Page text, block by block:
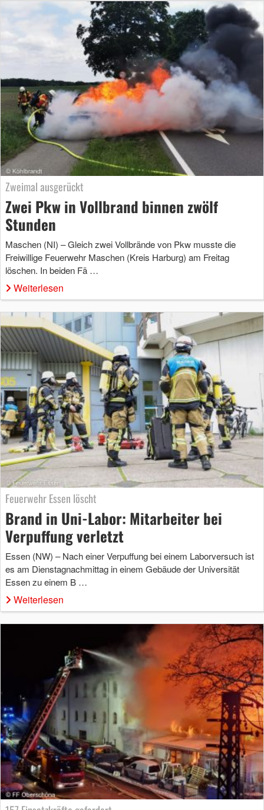
Zweimal ausgerückt
Zwei Pkw in Vollbrand binnen zwölf
Stunden
Maschen (NI) – Gleich zwei Vollbrände von Pkw musste die
Freiwillige Feuerwehr Maschen (Kreis Harburg) am Freitag
löschen. In beiden Fä …
Weiterlesen
Feuerwehr Essen löscht
Brand in Uni-Labor: Mitarbeiter bei
Verpuffung verletzt
Essen (NW) – Nach einer Verpuffung bei einem Laborversuch ist
es am Dienstagnachmittag in einem Gebäude der Universität
Essen zu einem B …
Weiterlesen